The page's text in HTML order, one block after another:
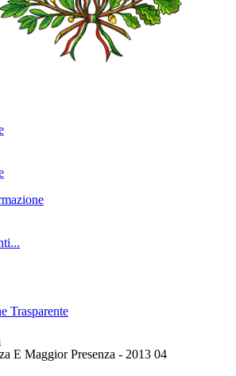
Trasparente
E Maggior Presenza - 2013 04